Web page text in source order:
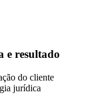
e resultado
do cliente
jurídica